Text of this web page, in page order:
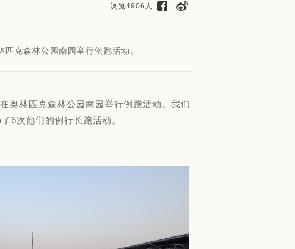
浏览4906人
克森林公园南园举行例跑活动。
奥林匹克森林公园南园举行例跑活动。我们
6次他们的例行长跑活动。